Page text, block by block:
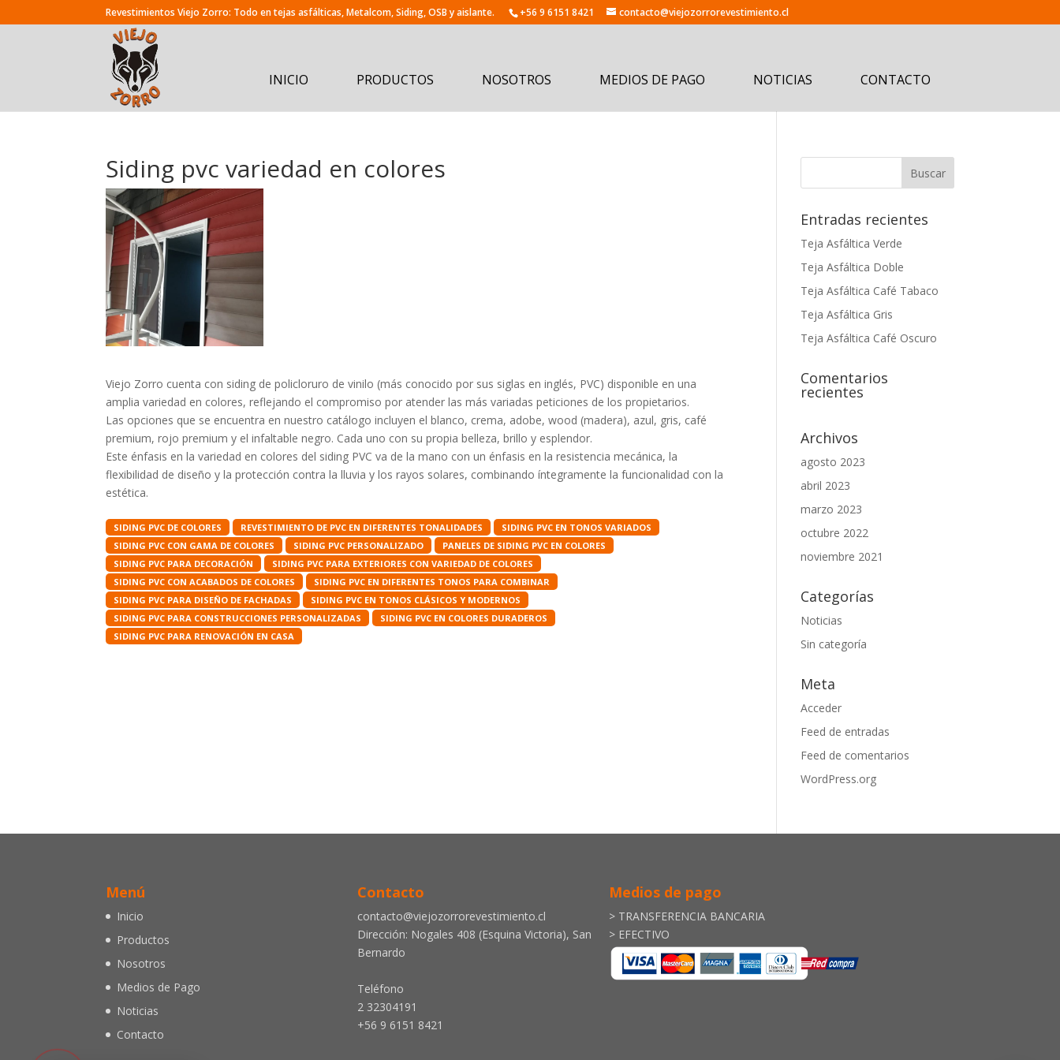
+56 9 6151 8421 contacto@viejozorrorevestimiento.cl
INICIO PRODUCTOS NOSOTROS MEDIOS DE PAGO NOTICIAS CONTACTO
Siding pvc variedad en colores
Viejo Zorro cuenta con siding de policloruro de vinilo (más conocido por sus siglas en inglés, PVC) disponible en una
amplia variedad en colores, reflejando el compromiso por atender las más variadas peticiones de los propietarios.
Las opciones que se encuentra en nuestro catálogo incluyen el blanco, crema, adobe, wood (madera), azul, gris, café
premium, rojo premium y el infaltable negro. Cada uno con su propia belleza, brillo y esplendor.
Este énfasis en la variedad en colores del siding PVC va de la mano con un énfasis en la resistencia mecánica, la
flexibilidad de diseño y la protección contra la lluvia y los rayos solares, combinando íntegramente la funcionalidad con la
estética.
SIDING PVC DE COLORES REVESTIMIENTO DE PVC EN DIFERENTES TONALIDADES
SIDING PVC EN TONOS VARIADOS
SIDING PVC CON GAMA DE COLORES
SIDING PVC PERSONALIZADO
PANELES DE SIDING PVC EN COLORES
SIDING PVC PARA DECORACIÓN
SIDING PVC PARA EXTERIORES CON VARIEDAD DE COLORES
SIDING PVC CON ACABADOS DE COLORES
SIDING PVC EN DIFERENTES TONOS PARA COMBINAR
SIDING PVC PARA DISEÑO DE FACHADAS
SIDING PVC EN TONOS CLÁSICOS Y MODERNOS
SIDING PVC PARA CONSTRUCCIONES PERSONALIZADAS
SIDING PVC EN COLORES DURADEROS
SIDING PVC PARA RENOVACIÓN EN CASA
Entradas recientes
Teja Asfáltica Verde
Teja Asfáltica Doble
Teja Asfáltica Café Tabaco
Teja Asfáltica Gris
Teja Asfáltica Café Oscuro
Comentarios
recientes
Archivos
agosto 2023
abril 2023
marzo 2023
octubre 2022
noviembre 2021
Categorías
Noticias
Sin categoría
Meta
Acceder
Feed de entradas
Feed de comentarios
WordPress.org
Menú
Inicio
Productos
Nosotros
Medios de Pago
Noticias
Contacto
Contacto
contacto@viejozorrorevestimiento.cl
Dirección: Nogales 408 (Esquina Victoria), San
Bernardo
Teléfono
2 32304191
+56 9 6151 8421
Medios de pago
> TRANSFERENCIA BANCARIA
> EFECTIVO